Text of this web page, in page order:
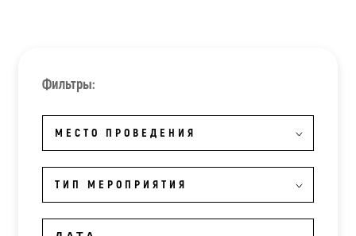
Фильтры:
МЕСТО ПРОВЕДЕНИЯ
ТИП МЕРОПРИЯТИЯ